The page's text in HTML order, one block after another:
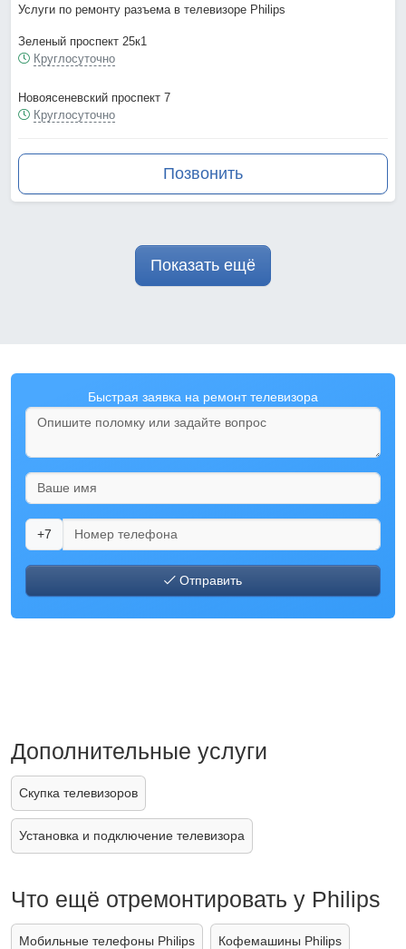
Услуги по ремонту разъема в телевизоре Philips
Зеленый проспект 25к1
Круглосуточно
Новоясеневский проспект 7
Круглосуточно
Позвонить
Показать ещё
Быстрая заявка на ремонт телевизора
+7
Отправить
Дополнительные услуги
Скупка телевизоров
Установка и подключение телевизора
Что ещё отремонтировать у Philips
Мобильные телефоны Philips Кофемашины Philips